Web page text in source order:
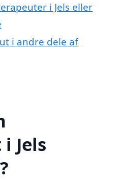
i Jels eller
i andre dele af
Jels